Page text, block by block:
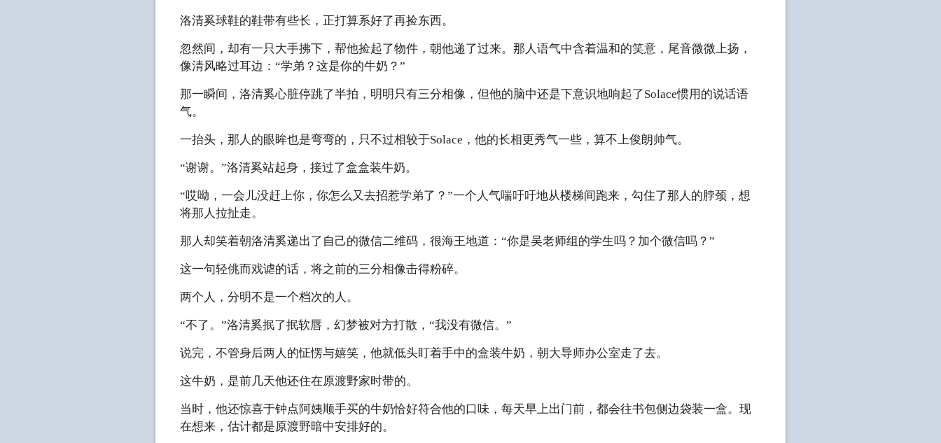
洛清奚球鞋的鞋带有些长，正打算系好了再捡东西。
忽然间，却有一只大手拂下，帮他捡起了物件，朝他递了过来。那人语气中含着温和的笑意，尾音微微上扬，
像清风略过耳边：“学弟？这是你的牛奶？”
那一瞬间，洛清奚心脏停跳了半拍，明明只有三分相像，但他的脑中还是下意识地响起了Solace惯用的说话语
气。
一抬头，那人的眼眸也是弯弯的，只不过相较于Solace，他的长相更秀气一些，算不上俊朗帅气。
“谢谢。”洛清奚站起身，接过了盒盒装牛奶。
“哎呦，一会儿没赶上你，你怎么又去招惹学弟了？”一个人气喘吁吁地从楼梯间跑来，勾住了那人的脖颈，想
将那人拉扯走。
那人却笑着朝洛清奚递出了自己的微信二维码，很海王地道：“你是吴老师组的学生吗？加个微信吗？”
这一句轻佻而戏谑的话，将之前的三分相像击得粉碎。
两个人，分明不是一个档次的人。
“不了。”洛清奚抿了抿软唇，幻梦被对方打散，“我没有微信。”
说完，不管身后两人的怔愣与嬉笑，他就低头盯着手中的盒装牛奶，朝大导师办公室走了去。
这牛奶，是前几天他还住在原渡野家时带的。
当时，他还惊喜于钟点阿姨顺手买的牛奶恰好符合他的口味，每天早上出门前，都会往书包侧边袋装一盒。现
在想来，估计都是原渡野暗中安排好的。